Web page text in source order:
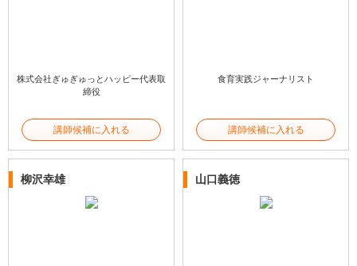
株式会社ぎゅぎゅっとハッピー代表取
締役
講師候補に入れる
食育実践ジャーナリスト
講師候補に入れる
柳沢幸雄 山口義徳